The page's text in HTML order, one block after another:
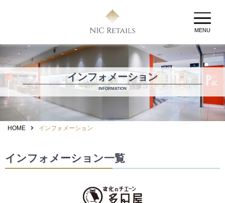
MENU
インフォメーション
INFORMATION
HOME インフォメーション
インフォメーション一覧